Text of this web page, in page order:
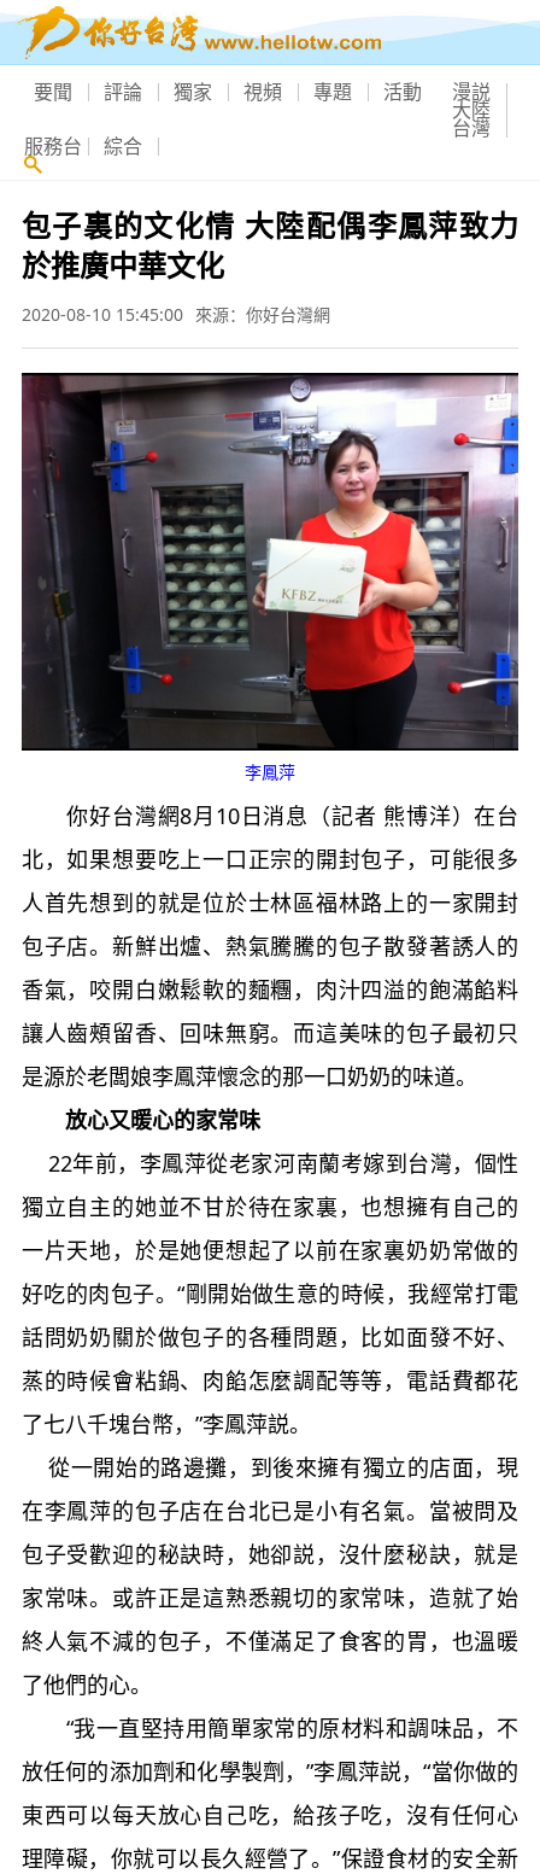
要聞 評論 獨家 視頻 專題 活動 漫説
大陸
台灣
服務台 綜合
包子裏的文化情 大陸配偶李鳳萍致力
於推廣中華文化
2020-08-10 15:45:00 來源：你好台灣網
李鳳萍
你好台灣網8月10日消息（記者 熊博洋）在台
北，如果想要吃上一口正宗的開封包子，可能很多
人首先想到的就是位於士林區福林路上的一家開封
包子店。新鮮出爐、熱氣騰騰的包子散發著誘人的
香氣，咬開白嫩鬆軟的麵糰，肉汁四溢的飽滿餡料
讓人齒頰留香、回味無窮。而這美味的包子最初只
是源於老闆娘李鳳萍懷念的那一口奶奶的味道。
放心又暖心的家常味
22年前，李鳳萍從老家河南蘭考嫁到台灣，個性
獨立自主的她並不甘於待在家裏，也想擁有自己的
一片天地，於是她便想起了以前在家裏奶奶常做的
好吃的肉包子。“剛開始做生意的時候，我經常打電
話問奶奶關於做包子的各種問題，比如面發不好、
蒸的時候會粘鍋、肉餡怎麼調配等等，電話費都花
了七八千塊台幣，”李鳳萍説。
從一開始的路邊攤，到後來擁有獨立的店面，現
在李鳳萍的包子店在台北已是小有名氣。當被問及
包子受歡迎的秘訣時，她卻説，沒什麼秘訣，就是
家常味。或許正是這熟悉親切的家常味，造就了始
終人氣不減的包子，不僅滿足了食客的胃，也溫暖
了他們的心。
“我一直堅持用簡單家常的原材料和調味品，不
放任何的添加劑和化學製劑，”李鳳萍説，“當你做的
東西可以每天放心自己吃，給孩子吃，沒有任何心
理障礙，你就可以長久經營了。”保證食材的安全新